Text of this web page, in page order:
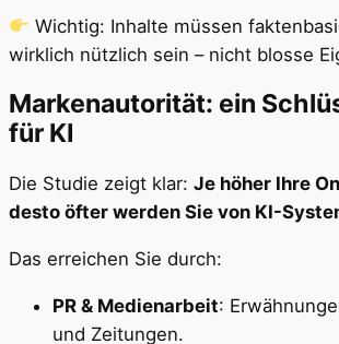
Wichtig: Inhalte müssen
wirklich nützlich sein – nicht blosse
Markenautorität: ein
für KI
Die Studie zeigt klar: Je höher Ihre
desto öfter werden Sie von KI-
Das erreichen Sie durch:
PR & Medienarbeit:
und Zeitungen.